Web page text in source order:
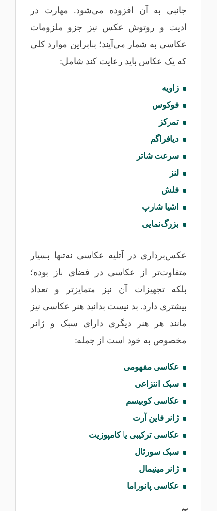
جانبی به آن افزوده می‌شود. مهارت در
ادیت و روتوش عکس نیز جزو ملزومات
عکاسی به شمار می‌آیند؛ بنابراین موارد کلی
که یک عکاس باید رعایت کند شامل:
زاویه
فوکوس
تمرکز
دیافراگم
سرعت شاتر
لنز
فلش
اشیا شارپ
بزرگ‌نمایی
عکس‌برداری در آتلیه عکاسی نه‌تنها بسیار
متفاوت‌تر از عکاسی در فضای باز بوده؛
بلکه تجهیزات آن نیز متمایزتر و تعداد
بیشتری دارد. بد نیست بدانید هنر عکاسی نیز
مانند هر هنر دیگری دارای سبک و ژانر
مخصوص به خود است از جمله:
عکاسی مفهومی
سبک انتزاعی
عکاسی کوبیسم
ژانر فاین آرت
عکاسی ترکیبی یا کامپوزیت
سبک سورئال
ژانر مینیمال
عکاسی پانوراما